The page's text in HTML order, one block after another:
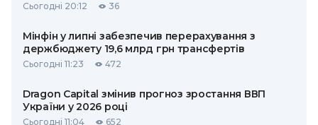
Сьогодні 20:12 36
Мінфін у липні забезпечив перерахування з
держбюджету 19,6 млрд грн трансфертів
Сьогодні 11:23 472
Dragon Capital змінив прогноз зростання ВВП
України у 2026 році
Сьогодні 11:04 652